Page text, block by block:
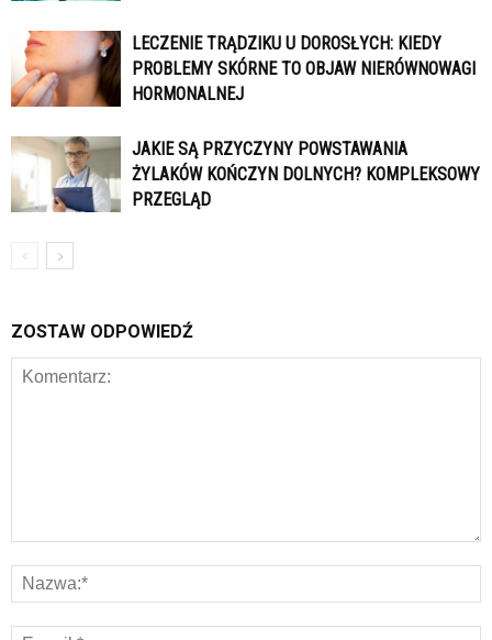
LECZENIE TRĄDZIKU U DOROSŁYCH: KIEDY
PROBLEMY SKÓRNE TO OBJAW NIERÓWNOWAGI
HORMONALNEJ
JAKIE SĄ PRZYCZYNY POWSTAWANIA
ŻYLAKÓW KOŃCZYN DOLNYCH? KOMPLEKSOWY
PRZEGLĄD
ZOSTAW ODPOWIEDŹ